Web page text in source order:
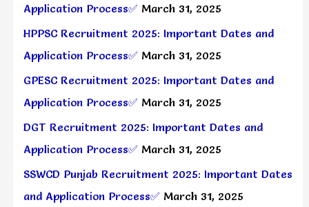
Application Process✅ March 31, 2025
HPPSC Recruitment 2025: Important Dates and
Application Process✅ March 31, 2025
GPESC Recruitment 2025: Important Dates and
Application Process✅ March 31, 2025
DGT Recruitment 2025: Important Dates and
Application Process✅ March 31, 2025
SSWCD Punjab Recruitment 2025: Important Dates
and Application Process✅ March 31, 2025